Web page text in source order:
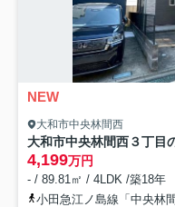
NEW
大和市中央林間西
大和市中央林間西３丁目
4,199万円
- / 89.81㎡ / 4LDK /築18年
小田急江ノ島線「中央林